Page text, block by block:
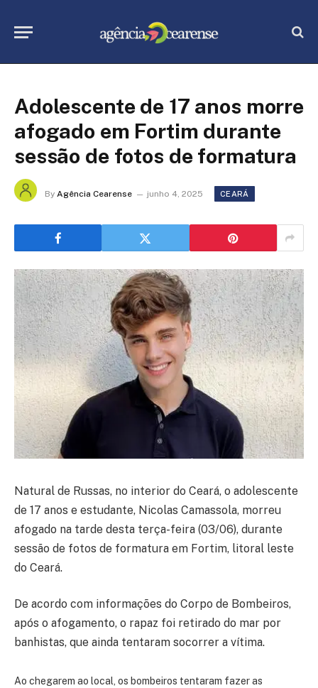
Adolescente de 17 anos morre
afogado em Fortim durante
sessão de fotos de formatura
By Agência Cearense junho 4, 2025 CEARÁ
Natural de Russas, no interior do Ceará, o adolescente
de 17 anos e estudante, Nicolas Camassola, morreu
afogado na tarde desta terça-feira (03/06), durante
sessão de fotos de formatura em Fortim, litoral leste
do Ceará.
De acordo com informações do Corpo de Bombeiros,
após o afogamento, o rapaz foi retirado do mar por
banhistas, que ainda tentaram socorrer a vítima.
Ao chegarem ao local, os bombeiros tentaram fazer as